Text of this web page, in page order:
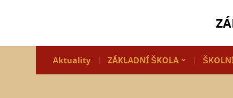
Aktuality ZÁKLADNÍ ŠKOLA